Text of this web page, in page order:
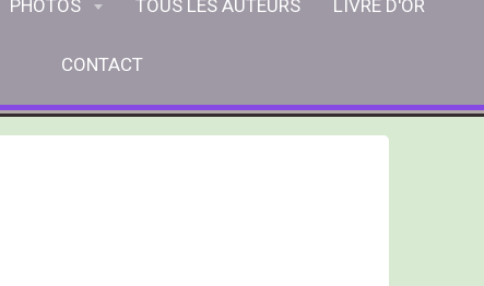
PHOTOS TOUS LES AUTEURS LIVRE D'OR
CONTACT